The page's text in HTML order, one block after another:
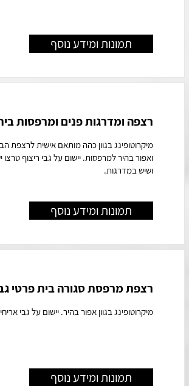
תמונות ומידע נוסף
רצפה ומדרגות פנים ומרפסות
מיקרוטופינג בגוון כהה מותאם אישית לרצפת
ואפור בהיר למרפסות. יישום על גבי ריצוף
ושיש במדרגות.
תמונות ומידע נוסף
רצפת מרפסת סגורה בית פרטי
מיקרוטופינג בגוון אפור בהיר. יישום על גבי
תמונות ומידע נוסף